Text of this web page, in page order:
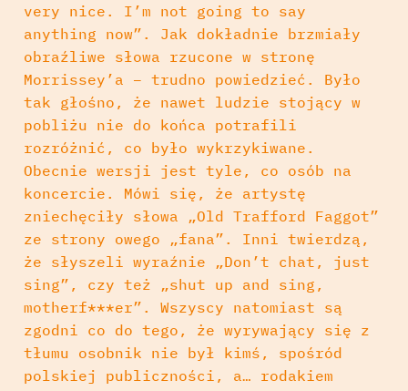
very nice. I’m not going to say
anything now”. Jak dokładnie brzmiały
obraźliwe słowa rzucone w stronę
Morrissey’a – trudno powiedzieć. Było
tak głośno, że nawet ludzie stojący w
pobliżu nie do końca potrafili
rozróżnić, co było wykrzykiwane.
Obecnie wersji jest tyle, co osób na
koncercie. Mówi się, że artystę
zniechęciły słowa „Old Trafford Faggot”
ze strony owego „fana”. Inni twierdzą,
że słyszeli wyraźnie „Don’t chat, just
sing”, czy też „shut up and sing,
motherf***er”. Wszyscy natomiast są
zgodni co do tego, że wyrywający się z
tłumu osobnik nie był kimś, spośród
polskiej publiczności, a… rodakiem